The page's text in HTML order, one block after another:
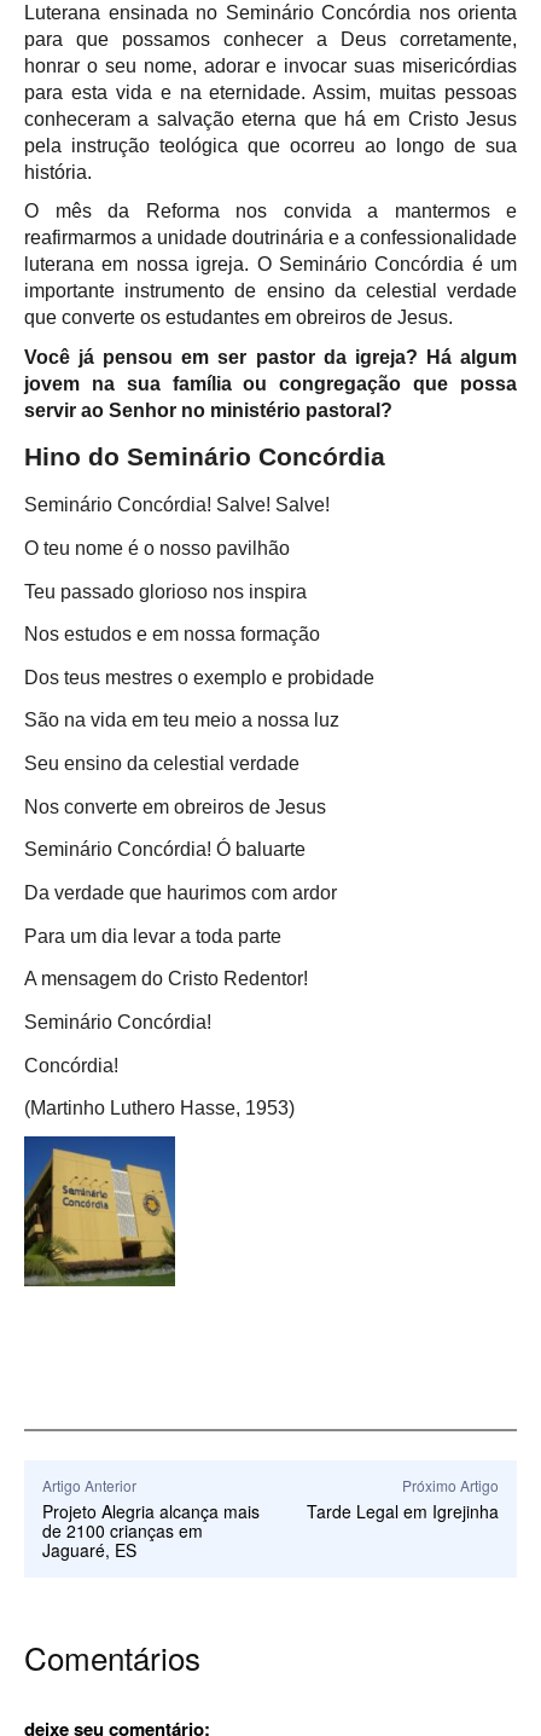
Luterana ensinada no Seminário Concórdia nos orienta
para que possamos conhecer a Deus corretamente,
honrar o seu nome, adorar e invocar suas misericórdias
para esta vida e na eternidade. Assim, muitas pessoas
conheceram a salvação eterna que há em Cristo Jesus
pela instrução teológica que ocorreu ao longo de sua
história.
O mês da Reforma nos convida a mantermos e
reafirmarmos a unidade doutrinária e a confessionalidade
luterana em nossa igreja. O Seminário Concórdia é um
importante instrumento de ensino da celestial verdade
que converte os estudantes em obreiros de Jesus.
Você já pensou em ser pastor da igreja? Há algum
jovem na sua família ou congregação que possa
servir ao Senhor no ministério pastoral?
Hino do Seminário Concórdia
Seminário Concórdia! Salve! Salve!
O teu nome é o nosso pavilhão
Teu passado glorioso nos inspira
Nos estudos e em nossa formação
Dos teus mestres o exemplo e probidade
São na vida em teu meio a nossa luz
Seu ensino da celestial verdade
Nos converte em obreiros de Jesus
Seminário Concórdia! Ó baluarte
Da verdade que haurimos com ardor
Para um dia levar a toda parte
A mensagem do Cristo Redentor!
Seminário Concórdia!
Concórdia!
(Martinho Luthero Hasse, 1953)
Artigo Anterior
Projeto Alegria alcança mais
de 2100 crianças em
Jaguaré, ES
Próximo Artigo
Tarde Legal em Igrejinha
Comentários
deixe seu comentário: